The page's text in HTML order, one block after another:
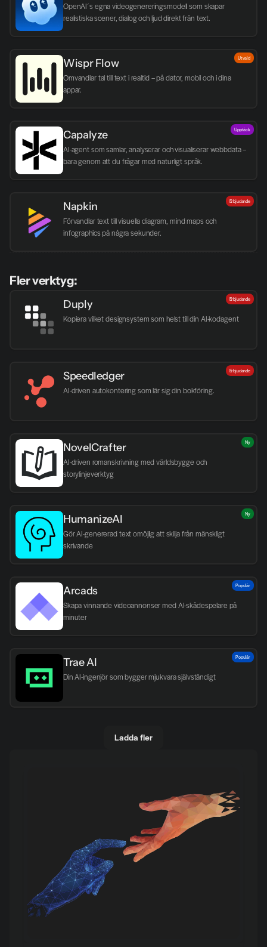
OpenAI´s egna videogenereringsmodell som skapar
realistiska scener, dialog och ljud direkt från text.
Wispr Flow
Omvandlar tal till text i realtid – på dator, mobil och i dina
appar.
Utvald
Capalyze
AI-agent som samlar, analyserar och visualiserar webbdata –
bara genom att du frågar med naturligt språk.
Upptäck
Napkin
Förvandlar text till visuella diagram, mind maps och
infographics på några sekunder.
Erbjudande
Fler verktyg:
Duply
Kopiera vilket designsystem som helst till din AI-kodagent
Erbjudande
Speedledger
AI-driven autokontering som lär sig din bokföring.
Erbjudande
NovelCrafter
AI-driven romanskrivning med världsbygge och
storylinjeverktyg
Ny
HumanizeAI
Gör AI-genererad text omöjlig att skilja från mänskligt
skrivande
Ny
Arcads
Skapa vinnande videoannonser med AI-skådespelare på
minuter
Populär
Trae AI
Din AI-ingenjör som bygger mjukvara självständigt
Populär
Ladda fler